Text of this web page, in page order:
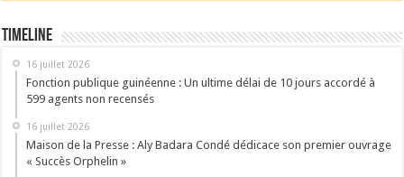
Timeline
16 juillet 2026
Fonction publique guinéenne : Un ultime délai de 10 jours accordé à
599 agents non recensés
16 juillet 2026
Maison de la Presse : Aly Badara Condé dédicace son premier ouvrage
« Succès Orphelin »